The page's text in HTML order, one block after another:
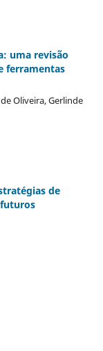
uma revisão
ferramentas
Oliveira, Gerlinde
de